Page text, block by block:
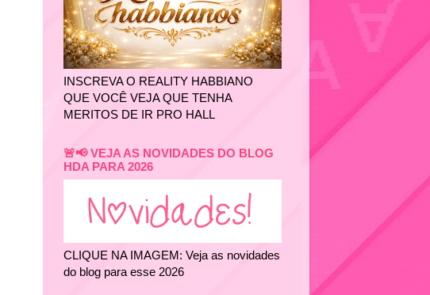
INSCREVA O REALITY HABBIANO
QUE VOCÊ VEJA QUE TENHA
MERITOS DE IR PRO HALL
🚨📢 VEJA AS NOVIDADES DO BLOG
HDA PARA 2026
CLIQUE NA IMAGEM: Veja as novidades
do blog para esse 2026